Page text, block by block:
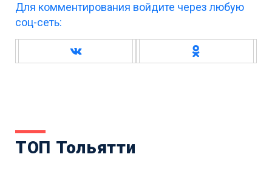
Для комментирования войдите через любую
соц-сеть:
ТОП Тольятти